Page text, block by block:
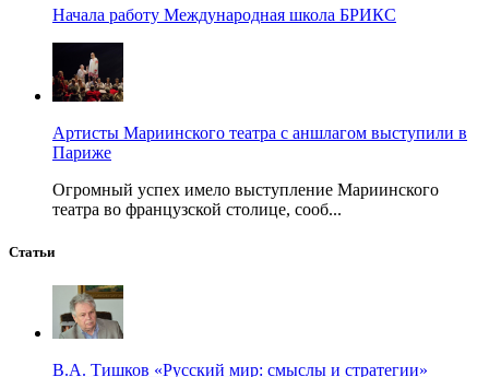
Начала работу Международная школа БРИКС
Артисты Мариинского театра с аншлагом выступили в
Париже
Огромный успех имело выступление Мариинского
театра во французской столице, сооб...
Статьи
В.А. Тишков «Русский мир: смыслы и стратегии»